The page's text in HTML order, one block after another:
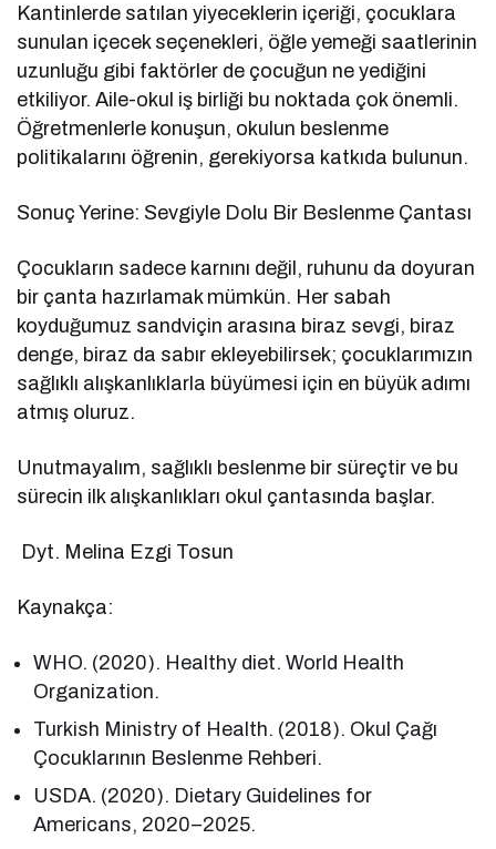
Kantinlerde satılan yiyeceklerin içeriği, çocuklara
sunulan içecek seçenekleri, öğle yemeği saatlerinin
uzunluğu gibi faktörler de çocuğun ne yediğini
etkiliyor. Aile-okul iş birliği bu noktada çok önemli.
Öğretmenlerle konuşun, okulun beslenme
politikalarını öğrenin, gerekiyorsa katkıda bulunun.
Sonuç Yerine: Sevgiyle Dolu Bir Beslenme Çantası
Çocukların sadece karnını değil, ruhunu da doyuran
bir çanta hazırlamak mümkün. Her sabah
koyduğumuz sandviçin arasına biraz sevgi, biraz
denge, biraz da sabır ekleyebilirsek; çocuklarımızın
sağlıklı alışkanlıklarla büyümesi için en büyük adımı
atmış oluruz.
Unutmayalım, sağlıklı beslenme bir süreçtir ve bu
sürecin ilk alışkanlıkları okul çantasında başlar.
Dyt. Melina Ezgi Tosun
Kaynakça:
WHO. (2020). Healthy diet. World Health
Organization.
Turkish Ministry of Health. (2018). Okul Çağı
Çocuklarının Beslenme Rehberi.
USDA. (2020). Dietary Guidelines for
Americans, 2020–2025.